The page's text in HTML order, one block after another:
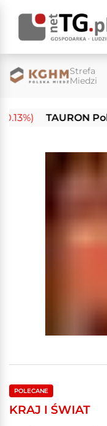
Strefa
Miedzi
TAURON
POLECANE
KRAJ I ŚWIAT